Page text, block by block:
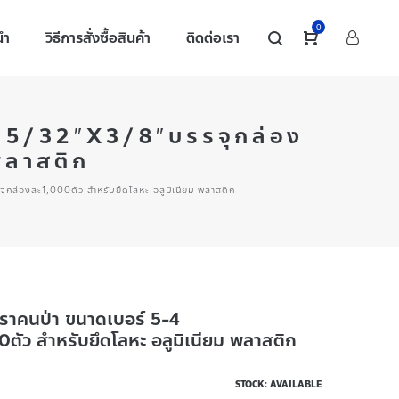
วิธีการสั่งซื้อสินค้า ติดต่อเรา 0
32″X3/8″บรรจุกล่อง
าสติก
ล่องละ1,000ตัว สำหรับยึดโลหะ อลูมิเนียม พลาสติก
าคนป่า ขนาดเบอร์ 5-4
ว สำหรับยึดโลหะ อลูมิเนียม พลาสติก
STOCK: AVAILABLE